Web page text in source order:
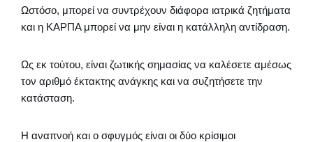
Ωστόσο, μπορεί να συντρέχουν διάφορα ιατρικά ζητήματα
και η ΚΑΡΠΑ μπορεί να μην είναι η κατάλληλη αντίδραση.
Ως εκ τούτου, είναι ζωτικής σημασίας να καλέσετε αμέσως
τον αριθμό έκτακτης ανάγκης και να συζητήσετε την
κατάσταση.
Η αναπνοή και ο σφυγμός είναι οι δύο κρίσιμοι